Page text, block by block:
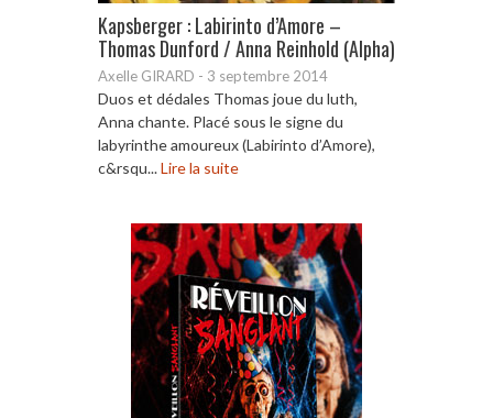
Kapsberger : Labirinto d’Amore –
Thomas Dunford / Anna Reinhold (Alpha)
Axelle GIRARD - 3 septembre 2014
Duos et dédales Thomas joue du luth,
Anna chante. Placé sous le signe du
labyrinthe amoureux (Labirinto d’Amore),
c&rsqu...Lire la suite